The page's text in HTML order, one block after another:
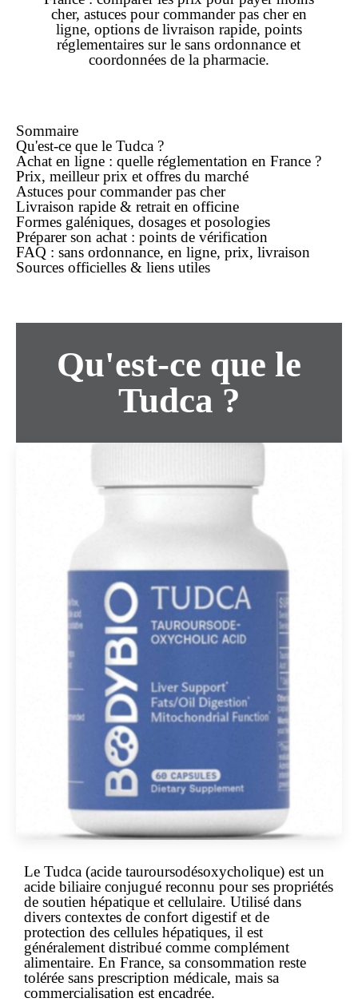
cher, astuces pourcommander pas cher en
ligne, options de livraison rapide, points
réglementaires sur lesans ordonnance et
coordonnées de la pharmacie.
Sommaire
Qu'est-ce que le Tudca ?
Achat en ligne : quelle réglementation en France ?
Prix, meilleur prix et offres du marché
Astuces pour commanderpas cher
Livraison rapide & retrait en officine
Formes galéniques, dosages et posologies
Préparer son achat : points de vérification
FAQ : sans ordonnance, en ligne, prix, livraison
Sources officielles & liens utiles
Qu'est-ce que le
Tudca ?
Le Tudca (acide tauroursodésoxycholique) est un
acide biliaire conjugué reconnu pour ses propriétés
de soutien hépatique et cellulaire. Utilisé dans
divers contextes de confort digestif et de
protection des cellules hépatiques, il est
généralement distribué comme complément
alimentaire. En France, sa consommation reste
tolérée sans prescription médicale, mais sa
commercialisation est encadrée.